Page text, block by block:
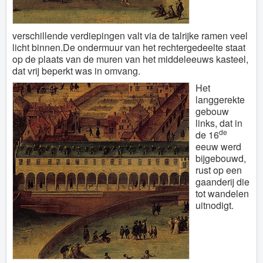
verschillende verdiepingen valt via de talrijke ramen veel
licht binnen.De ondermuur van het rechtergedeelte staat
op de plaats van de muren van het middeleeuws kasteel,
dat vrij beperkt was in omvang.
Het
langgerekte
gebouw
links, dat in
de 16de
eeuw werd
bijgebouwd,
rust op een
gaanderij die
tot wandelen
uitnodigt.